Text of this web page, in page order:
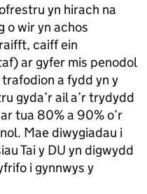
yn hirach na
o wir yn achos
caiff ein
ar gyfer mis penodol
a fydd yn y
gyda’r ail a’r trydydd
tua 80% a 90% o’r
Mae diwygiadau i
Tai y DU yn digwydd
i gynnwys y